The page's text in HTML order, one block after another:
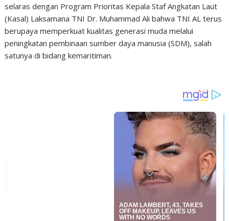
selaras dengan Program Prioritas Kepala Staf Angkatan Laut
(Kasal) Laksamana TNI Dr. Muhammad Ali bahwa TNI AL terus
berupaya memperkuat kualitas generasi muda melalui
peningkatan pembinaan sumber daya manusia (SDM), salah
satunya di bidang kemaritiman.